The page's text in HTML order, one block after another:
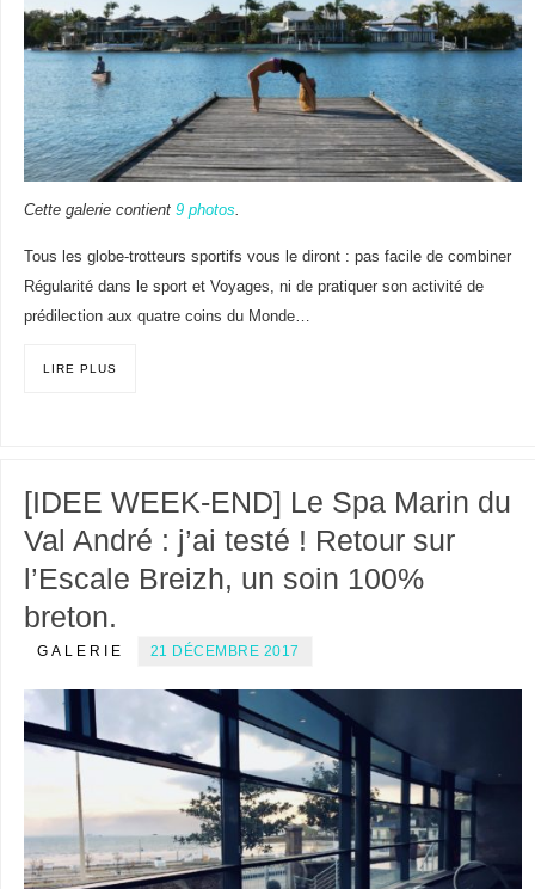
Cette galerie contient 9 photos
Tous les globe-trotteurs sportifs vous le diront : pas facile de combiner
Régularité dans le sport et Voyages, ni de pratiquer son activité de
prédilection aux quatre coins du Monde…
LIRE PLUS
[IDEE WEEK-END] Le Spa Marin du
Val André : j’ai testé ! Retour sur
l’Escale Breizh, un soin 100%
breton.
GALERIE 21 DÉCEMBRE 2017